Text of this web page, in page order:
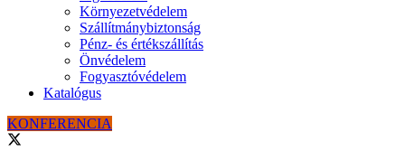
Környezetvédelem
Szállítmánybiztonság
Pénz- és értékszállítás
Önvédelem
Fogyasztóvédelem
Katalógus
KONFERENCIA